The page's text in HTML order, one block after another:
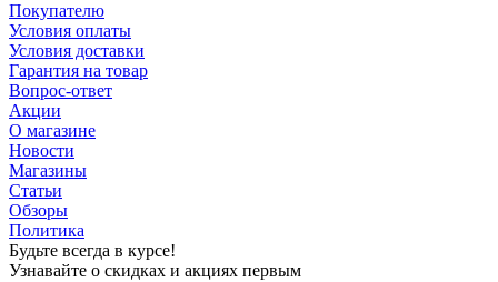
Покупателю
Условия оплаты
Условия доставки
Гарантия на товар
Вопрос-ответ
Акции
О магазине
Новости
Магазины
Статьи
Обзоры
Политика
Будьте всегда в курсе!
Узнавайте о скидках и акциях первым